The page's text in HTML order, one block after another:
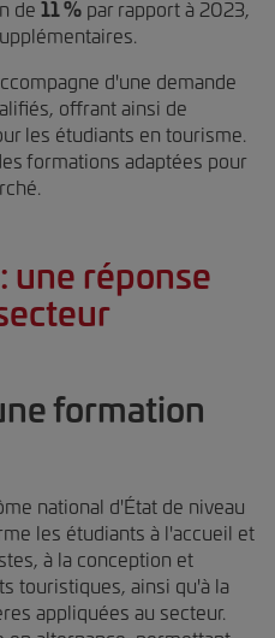
de 11 % par rapport à 2023,
d'une demande
offrant ainsi de
les étudiants en tourisme.
formations adaptées pour
une réponse
formation
national d'État de niveau
les étudiants à l'accueil et
à la conception et
touristiques, ainsi qu'à la
appliquées au secteur.